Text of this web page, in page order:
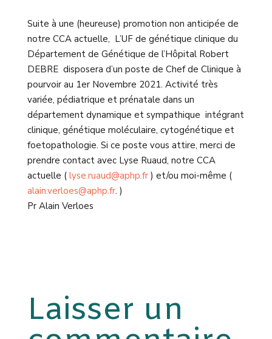
Suite à une (heureuse) promotion non anticipée de
notre CCA actuelle, L’UF de génétique clinique du
Département de Génétique de l’Hôpital Robert
DEBRE disposera d’un poste de Chef de Clinique à
pourvoir au 1er Novembre 2021. Activité très
variée, pédiatrique et prénatale dans un
département dynamique et sympathique intégrant
clinique, génétique moléculaire, cytogénétique et
foetopathologie. Si ce poste vous attire, merci de
prendre contact avec Lyse Ruaud, notre CCA
actuelle ( lyse.ruaud@aphp.fr) et/ou moi-même (
alain.verloes@aphp.fr. )
Pr Alain Verloes
Laisser un